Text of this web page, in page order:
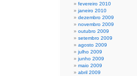
fevereiro 2010
janeiro 2010
dezembro 2009
novembro 2009
outubro 2009
setembro 2009
agosto 2009
julho 2009
junho 2009
maio 2009
abril 2009